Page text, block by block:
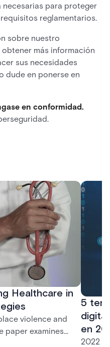
necesarias para proteger
reglamentarios.
sobre nuestro
más información
sus necesidades
dude en ponerse en
en conformidad.
Healthcare in
violence and
paper examines
5
en
2022